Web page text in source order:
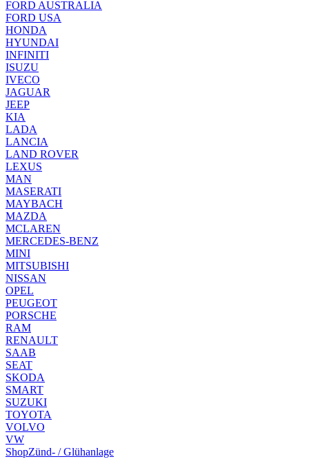
FORD AUSTRALIA
FORD USA
HONDA
HYUNDAI
INFINITI
ISUZU
IVECO
JAGUAR
JEEP
KIA
LADA
LANCIA
LAND ROVER
LEXUS
MAN
MASERATI
MAYBACH
MAZDA
MCLAREN
MERCEDES-BENZ
MINI
MITSUBISHI
NISSAN
OPEL
PEUGEOT
PORSCHE
RAM
RENAULT
SAAB
SEAT
SKODA
SMART
SUZUKI
TOYOTA
VOLVO
VW
ShopZünd- / Glühanlage